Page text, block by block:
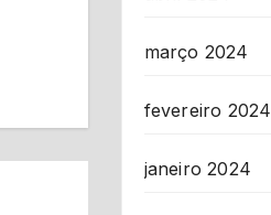
março 2024
fevereiro 2024
janeiro 2024